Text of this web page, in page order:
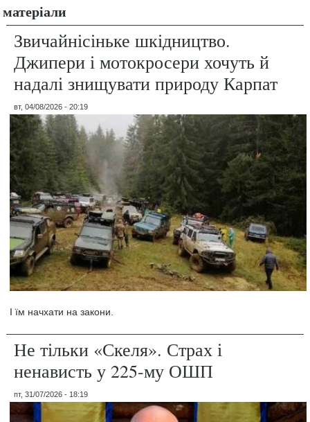
матеріали
Звичайнісіньке шкідництво.
Джипери і мотокросери хочуть й
надалі знищувати природу Карпат
вт, 04/08/2026 - 20:19
І їм начхати на закони.
Не тільки «Скеля». Страх і
ненависть у 225-му ОШП
пт, 31/07/2026 - 18:19